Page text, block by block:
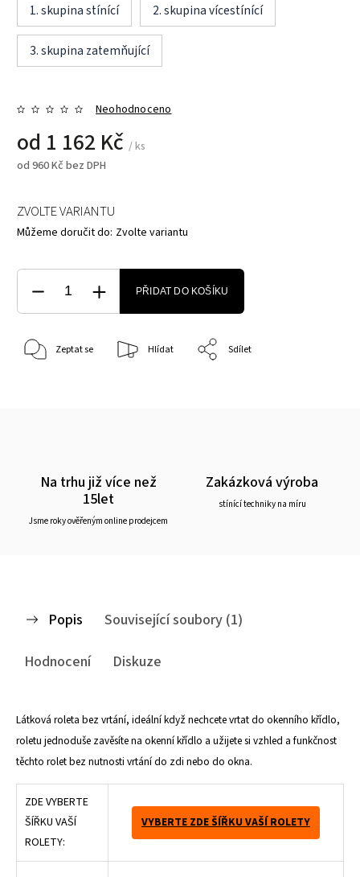
1. skupina stínící
2. skupina vícestínící
3. skupina zatemňující
Neohodnoceno
od 1 162 Kč / ks
od 960 Kč bez DPH
ZVOLTE VARIANTU
Můžeme doručit do: Zvolte variantu
PŘIDAT DO KOŠÍKU
Zeptat se Hlídat Sdílet
Na trhu již více než
15let
Jsme roky ověřeným online prodejcem
Zakázková výroba
stínící techniky na míru
Popis
Související soubory (1)
Hodnocení
Diskuze
Látková roleta bez vrtání, ideální když nechcete vrtat do okenního křídlo,
roletu jednoduše zavěsíte na okenní křídlo a užijete si vzhled a funkčnost
těchto rolet bez nutnosti vrtání do zdi nebo do okna.
ZDE VYBERTE
ŠÍŘKU VAŠÍ
ROLETY:
VYBERTE ZDE ŠÍŘKU VAŠÍ ROLETY